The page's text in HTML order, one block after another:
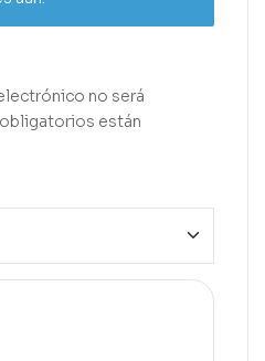
no será
están